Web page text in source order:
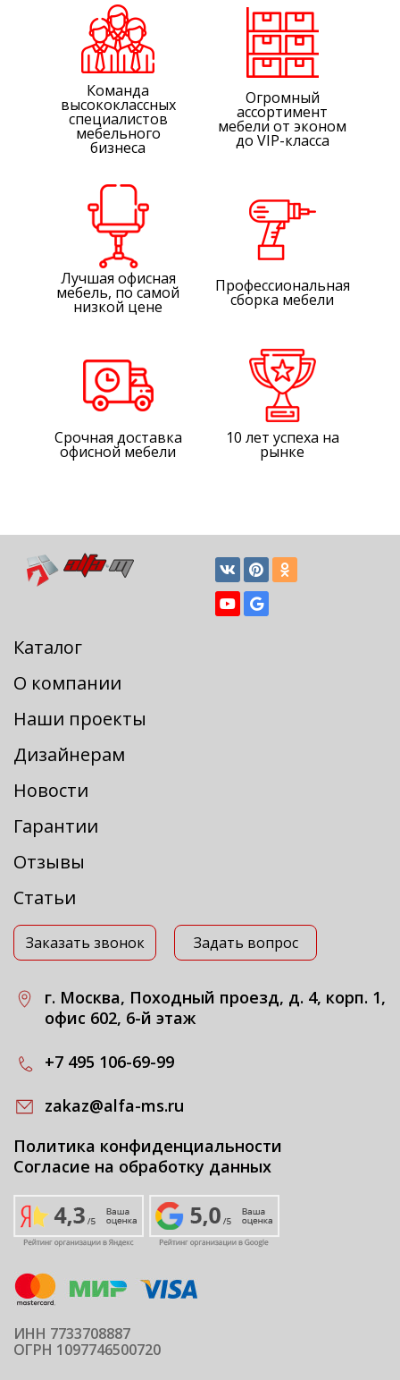
Команда
высококлассных
специалистов
мебельного
бизнеса
Огромный
ассортимент
мебели от эконом
до VIP-класса
Лучшая офисная
мебель, по самой
низкой цене
Профессиональная
сборка мебели
Срочная доставка
офисной мебели
10 лет успеха на
рынке
Каталог
О компании
Наши проекты
Дизайнерам
Новости
Гарантии
Отзывы
Статьи
Заказать звонок Задать вопрос
г. Москва, Походный проезд, д. 4, корп. 1,
офис 602, 6-й этаж
+7 495 106-69-99
zakaz@alfa-ms.ru
Политика конфиденциальности
Согласие на обработку данных
ИНН 7733708887
ОГРН 1097746500720